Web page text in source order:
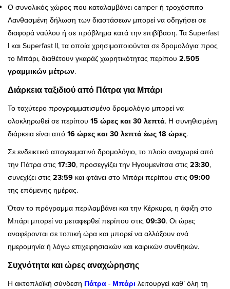
Ο συνολικός χώρος που καταλαμβάνει camper ή τροχόσπιτο
Λανθασμένη δήλωση των διαστάσεων μπορεί να οδηγήσει σε
διαφορά ναύλου ή σε πρόβλημα κατά την επιβίβαση. Τα Superfast
I και Superfast II, τα οποία χρησιμοποιούνται σε δρομολόγια προς
το Μπάρι, διαθέτουν γκαράζ χωρητικότητας περίπου 2.505
γραμμικών μέτρων.
Διάρκεια ταξιδιού από Πάτρα για Μπάρι
Το ταχύτερο προγραμματισμένο δρομολόγιο μπορεί να
ολοκληρωθεί σε περίπου 15 ώρες και 30 λεπτά. Η συνηθισμένη
διάρκεια είναι από 16 ώρες και 30 λεπτά έως 18 ώρες.
Σε ενδεικτικό απογευματινό δρομολόγιο, το πλοίο αναχωρεί από
την Πάτρα στις 17:30, προσεγγίζει την Ηγουμενίτσα στις 23:30,
συνεχίζει στις 23:59 και φτάνει στο Μπάρι περίπου στις 09:00
της επόμενης ημέρας.
Όταν το πρόγραμμα περιλαμβάνει και την Κέρκυρα, η άφιξη στο
Μπάρι μπορεί να μεταφερθεί περίπου στις 09:30. Οι ώρες
αναφέρονται σε τοπική ώρα και μπορεί να αλλάξουν ανά
ημερομηνία ή λόγω επιχειρησιακών και καιρικών συνθηκών.
Συχνότητα και ώρες αναχώρησης
Η ακτοπλοϊκή σύνδεση Πάτρα - Μπάρι λειτουργεί καθ’ όλη τη